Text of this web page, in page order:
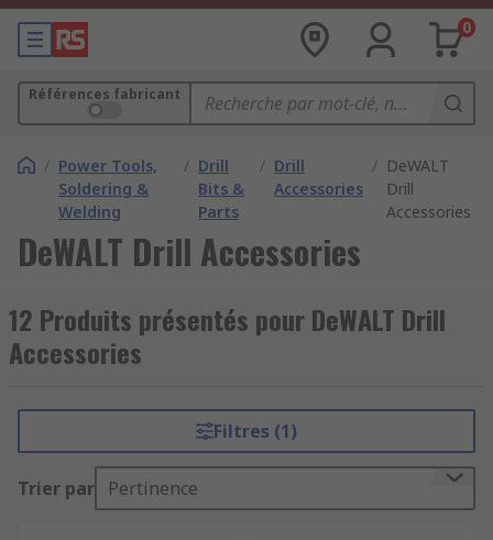
0
Références fabricant
/ Power Tools,
Soldering &
Welding
/ Drill
Bits &
Parts
/ Drill
Accessories
/ DeWALT
Drill
Accessories
DeWALT Drill Accessories
12 Produits présentés pour DeWALT Drill
Accessories
Filtres (1)
Trier par Pertinence